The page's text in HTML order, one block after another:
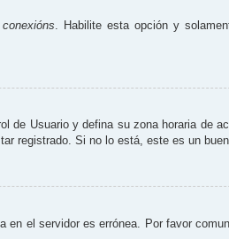
. Habilite esta opción y
Usuario y defina su zona horaria de
registrado. Si no lo está, este es un
el servidor es errónea. Por favor